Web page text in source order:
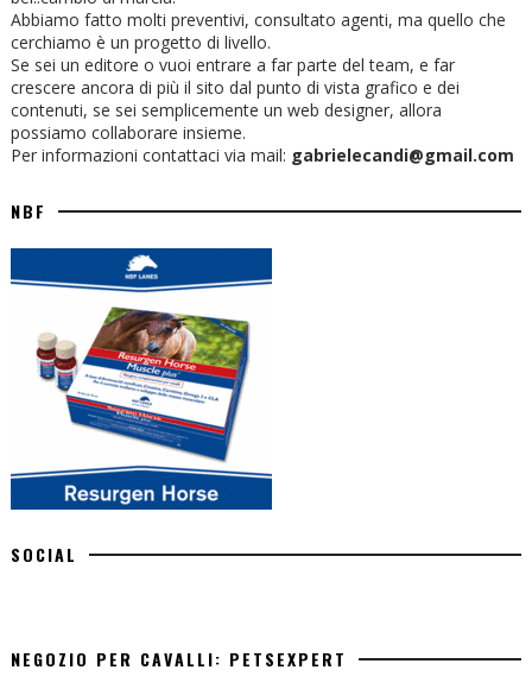
Abbiamo fatto molti preventivi, consultato agenti, ma quello che
cerchiamo è un progetto di livello.
Se sei un editore o vuoi entrare a far parte del team, e far
crescere ancora di più il sito dal punto di vista grafico e dei
contenuti, se sei semplicemente un web designer, allora
possiamo collaborare insieme.
Per informazioni contattaci via mail: gabrielecandi@gmail.com
NBF
SOCIAL
NEGOZIO PER CAVALLI: PETSEXPERT